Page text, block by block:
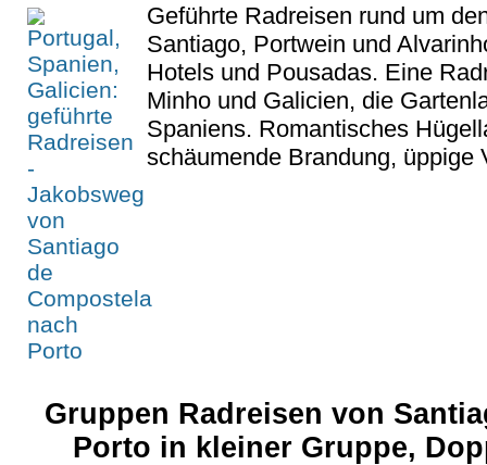
Geführte Radreisen rund um
Santiago, Portwein und
Hotels und Pousadas. Eine
Minho und Galicien, die
Spaniens. Romantisches
schäumende Brandung, üppige
Gruppen Radreisen von
Porto in kleiner Gruppe,